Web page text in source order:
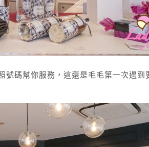
號碼幫你服務，這還是毛毛第一次遇到